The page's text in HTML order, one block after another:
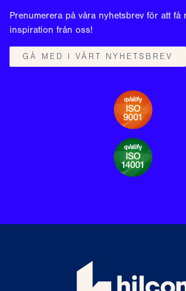
Prenumerera på våra nyhetsbrev för att få
inspiration från oss!
GÅ MED I VÅRT NYHETSBREV